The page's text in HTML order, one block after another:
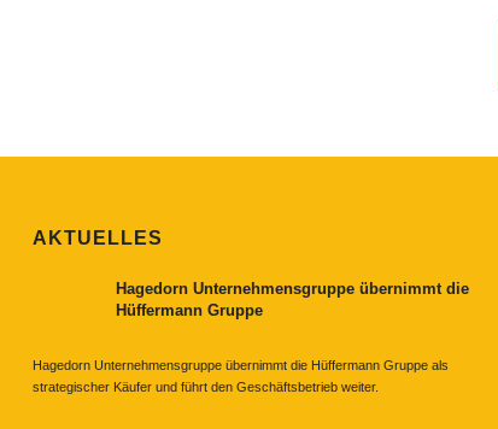
AKTUELLES
Hagedorn Unternehmensgruppe übernimmt die
Hüffermann Gruppe
Hagedorn Unternehmensgruppe übernimmt die Hüffermann Gruppe als
strategischer Käufer und führt den Geschäftsbetrieb weiter.